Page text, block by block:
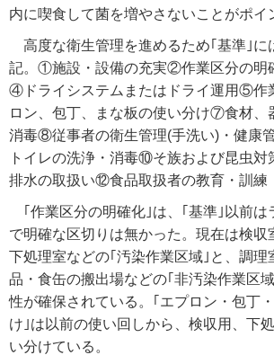
内に喫食して菌を増やさないことがポイ
高度な衛生管理を進めるため｢基準｣に
記。①施設・設備の充実②作業区分の明
④ドライシステムまたはドライ運用⑤作
ロン、包丁、まな板の使い分け⑦食材、
消毒⑧従事者の衛生管理(手洗い) ・健康
トイレの洗浄・消毒⑩そ族および昆虫
排水の取扱い⑫食品取扱者の教育・訓練
｢作業区分の明確化｣は、｢基準｣以前は
で明確な区切りは無かった。現在は検収
下処理室などの｢汚染作業区域｣と、調理
品・食缶の搬出場などの｢非汚染作業区
性が確保されている。｢エプロン・包丁
け｣は以前の使い回しから、検収用、下
い分けている。